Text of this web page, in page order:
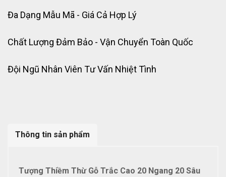
Đa Dạng Mẫu Mã - Giá Cả Hợp Lý
Chất Lượng Đảm Bảo - Vận Chuyển Toàn Quốc
Đội Ngũ Nhân Viên Tư Vấn Nhiệt Tình
Thông tin sản phẩm
Tượng Thiềm Thừ Gỗ Trắc Cao 20 Ngang 20 Sâu